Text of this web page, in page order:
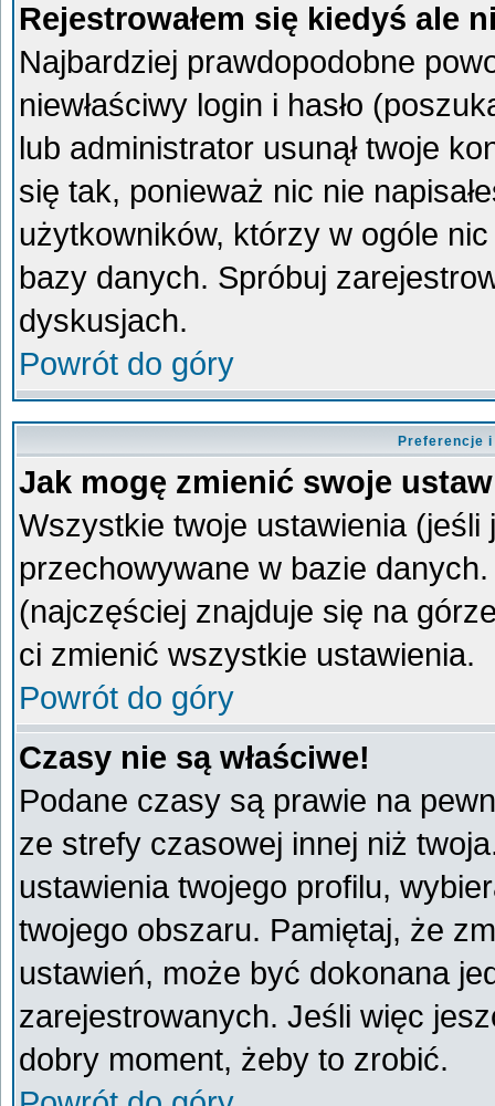
Rejestrowałem się kiedyś ale
Najbardziej prawdopodobne
niewłaściwy login i hasło
lub administrator usunął twoje
się tak, ponieważ nic nie
użytkowników, którzy w ogóle
bazy danych. Spróbuj
dyskusjach.
Powrót do góry
Preferencje
Jak mogę zmienić swoje
Wszystkie twoje ustawienia
przechowywane w bazie
(najczęściej znajduje się na
ci zmienić wszystkie ustawienia.
Powrót do góry
Czasy nie są właściwe!
Podane czasy są prawie na
ze strefy czasowej innej niż
ustawienia twojego profilu,
twojego obszaru. Pamiętaj, że
ustawień, może być dokonana
zarejestrowanych. Jeśli więc
dobry moment, żeby to zrobić.